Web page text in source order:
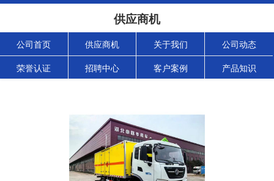
供应商机
公司首页 供应商机 关于我们 公司动态
荣誉认证 招聘中心 客户案例 产品知识